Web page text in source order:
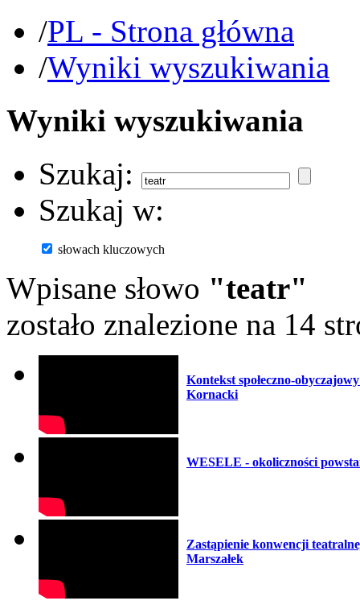
/PL - Strona główna
/Wyniki wyszukiwania
Wyniki wyszukiwania
Szukaj:
Szukaj w:
słowach kluczowych
Wpisane słowo "teatr"
zostało znalezione na 14
Kontekst społeczno-
Kornacki
WESELE - okoliczności
Zastąpienie konwencji
Marszałek